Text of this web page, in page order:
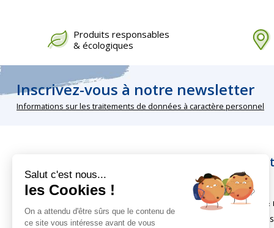
Produits responsables
& écologiques
Inscrivez-vous à notre newsletter
Informations sur les traitements de données à caractère personnel
Peintures écologiques
Produits d'entretien écologique
Infos
À propos
Livraison
Sécurité
Salut c'est nous...
les Cookies !
On a attendu d'être sûrs que le contenu de
ce site vous intéresse avant de vous